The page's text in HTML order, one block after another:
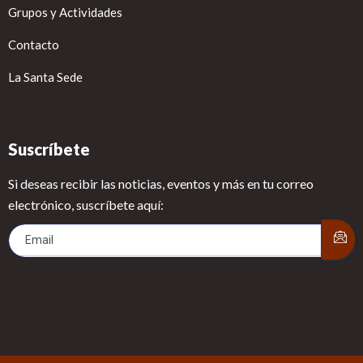
Grupos y Actividades
Contacto
La Santa Sede
Suscríbete
Si deseas recibir las noticias, eventos y más en tu correo
electrónico, suscríbete aquí: